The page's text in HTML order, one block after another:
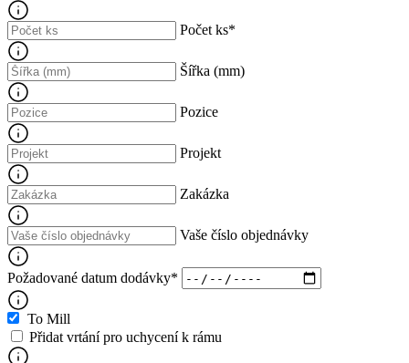
Počet ks*
Šířka (mm)
Pozice
Projekt
Zakázka
Vaše číslo objednávky
Požadované datum dodávky*
To Mill
Přidat vrtání pro uchycení k rámu